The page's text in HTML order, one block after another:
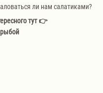
ли нам салатиками?
тут 👉